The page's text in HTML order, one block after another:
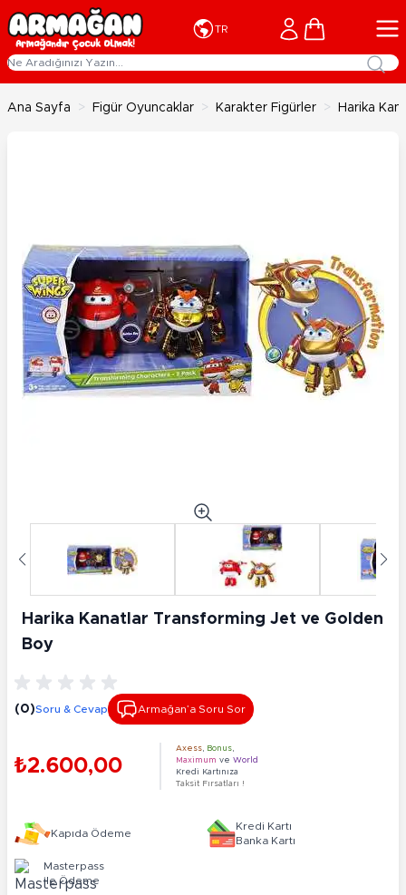
İçeriğe geç
TR Cart
Ana Sayfa > Figür Oyuncaklar > Karakter Figürler > Harika
Harika Kanatlar Transforming Jet ve Golden
Boy
(0)Soru & Cevap Armağan’a Soru Sor
₺2.600,00
Axess Bonus
Maximum ve World
Kredi Kartınıza
Taksit Fırsatları !
Kapıda Ödeme
Kredi Kartı
Banka Kartı
Masterpass
ile Ödeme